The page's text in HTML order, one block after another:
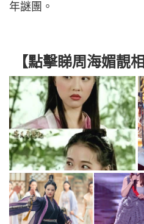
年謎團。
【點擊睇周海媚靚相